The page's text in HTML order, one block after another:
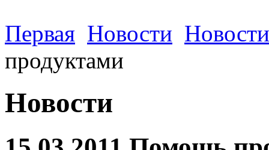
Первая Новости
продуктами
Новости